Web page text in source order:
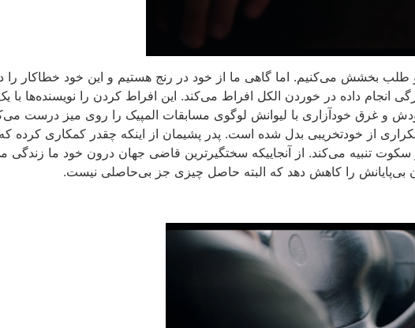
می‌کنیم. اما گاهی ما از خود در رنج هستیم و این خود خطاکار را
انجام داده در خوردن الکل افراط می‌کند. این افراط کردن را نویسنده‌ها با یک
خودش و غرق خودآزاری با لیوانش لوگوی مسابقات المپیک را روی میز درست
از خودتخریبی بدل شده است. پدر پشیمان از اینکه چقدر کمکاری کرده
تنبیه می‌کند. از آنجاییکه سختگیرترین قاضی جهان درون خود ما
بی‌پایانش را کاهش دهد که البته حاصل چیزی جز بی‌حاصلی‌ نیست.